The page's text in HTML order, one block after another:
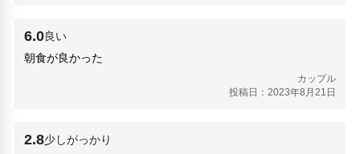
箱根神社／九頭竜神社新宮(6.57km)
ポーラ美術館(7.24km)
6.0良い
朝食が良かった
カップル
投稿日：2023年8月21日
2.8少しがっかり